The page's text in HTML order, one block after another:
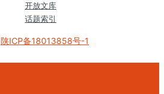
开放文库
话题索引
陕ICP备18013858号-1